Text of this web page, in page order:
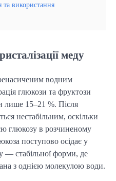
використання
меду
водним
глюкози та фруктози
лише 15–21 %. Після
нестабільним, оскільки
глюкозу в розчиненому
поступово осідає у
— стабільної форми, де
з однією молекулою води.